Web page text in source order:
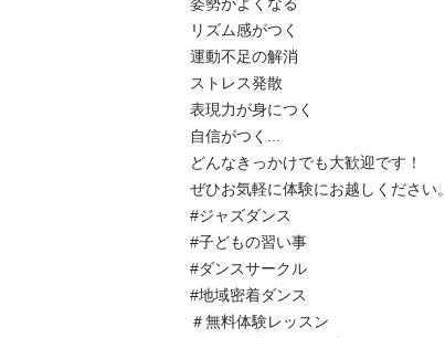
リズム感がつく
運動不足の解消
ストレス発散
表現力が身につく
自信がつく...
どんなきっかけでも大歓迎です！
ぜひお気軽に体験にお越しください。
#ジャズダンス
#子どもの習い事
#ダンスサークル
#地域密着ダンス
＃無料体験レッスン